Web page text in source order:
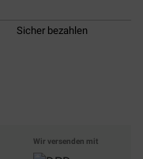
Sicher bezahlen
Wir versenden mit